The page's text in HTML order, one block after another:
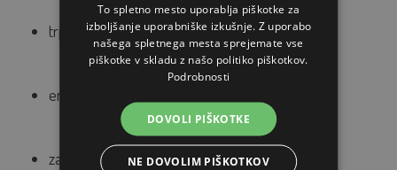
trpežna plastika
enostavno rokovanje
za prilagoditev pujskom od 3-5 dni starosti
To spletno mesto uporablja piškotke za
izboljšanje uporabniške izkušnje. Z uporabo
našega spletnega mesta sprejemate vse
piškotke v skladu z našo politiko piškotkov.
Podrobnosti
DOVOLI PIŠKOTKE
NE DOVOLIM PIŠKOTKOV